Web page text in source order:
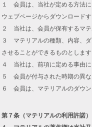
１ 会員は、当社が定める方法
ウェブページからダウンロードす
２ 当社は、会員が保有するマテ
３ マテリアルの種類、内容、
させることができるものとします
４ 当社は、前項に定める事由に
５ 会員が付与された時期の異な
６ 会員は、マテリアルのダウン
第７条（マテリアルの利用許諾）